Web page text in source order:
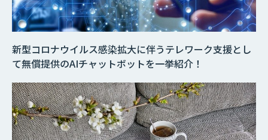
新型コロナウイルス感染拡大に伴うテレワーク支援とし
て無償提供のAIチャットボットを一挙紹介！